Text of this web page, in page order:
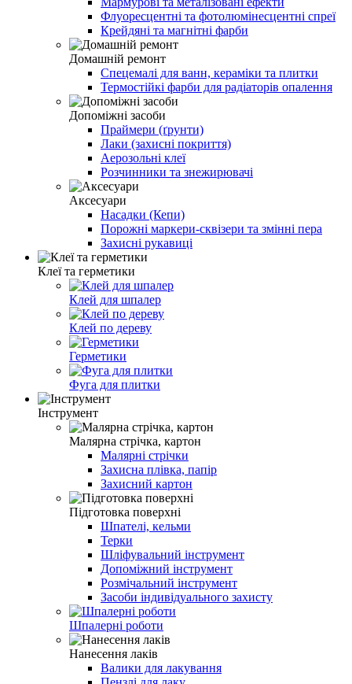
Флуоресцентні та фотолюмінесцентні спреї
Крейдяні та магнітні фарби
Домашній ремонт
Спецемалі для ванн, кераміки та плитки
Термостійкі фарби для радіаторів опалення
Допоміжні засоби
Праймери (ґрунти)
Лаки (захисні покриття)
Аерозольні клеї
Розчинники та знежирювачі
Аксесуари
Насадки (Кепи)
Порожні маркери-сквізери та змінні пера
Захисні рукавиці
Клеї та герметики
Клей для шпалер
Клей по дереву
Герметики
Фуга для плитки
Інструмент
Малярна стрічка, картон
Малярні стрічки
Захисна плівка, папір
Захисний картон
Підготовка поверхні
Шпателі, кельми
Терки
Шліфувальний інструмент
Допоміжний інструмент
Розмічальний інструмент
Засоби індивідуального захисту
Шпалерні роботи
Нанесення лаків
Валики для лакування